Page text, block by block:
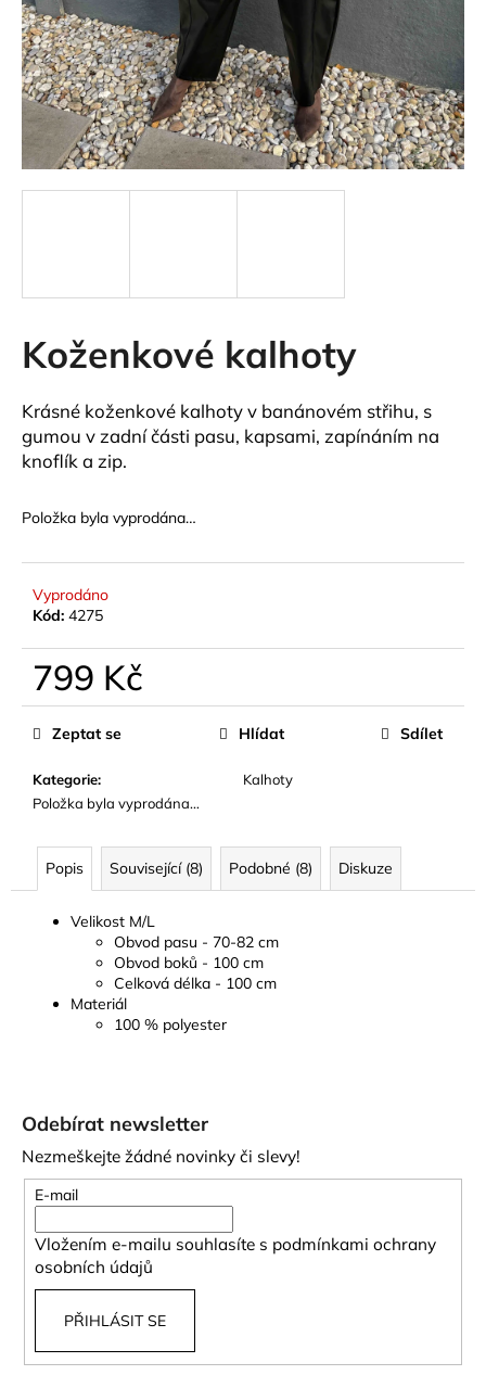
Koženkové kalhoty
Krásné koženkové kalhoty v banánovém střihu, s
gumou v zadní části pasu, kapsami, zapínáním na
knoflík a zip.
Položka byla vyprodána…
Vyprodáno
Kód: 4275
799 Kč
Měrná
cena:
Kategorie:
Kalhoty
Položka byla vyprodána…
Zeptat se Hlídat Sdílet
Popis Související (8) Podobné (8) Diskuze
Velikost M/L
Obvod pasu - 70-82 cm
Obvod boků - 100 cm
Celková délka - 100 cm
Materiál
100 % polyester
a
j
í
t
?
D
o
o
r
u
u
e
m
Odebírat newsletter
Nezmeškejte žádné novinky či slevy!
E-mail
Vložením e-mailu souhlasíte s podmínkami ochrany
osobních údajů
PŘIHLÁSIT SE